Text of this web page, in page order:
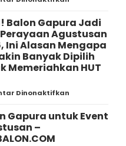
Gapura
Agustusan
2026
|
Dekorasi
Event
ATSBalon.com
Balon Gapura Jadi
Agustusan
Ini Alasan Mengapa
Banyak Dipilih
Memeriahkan HUT
Dinonaktifkan
Balon
Gapura
Gapura untuk Event
–